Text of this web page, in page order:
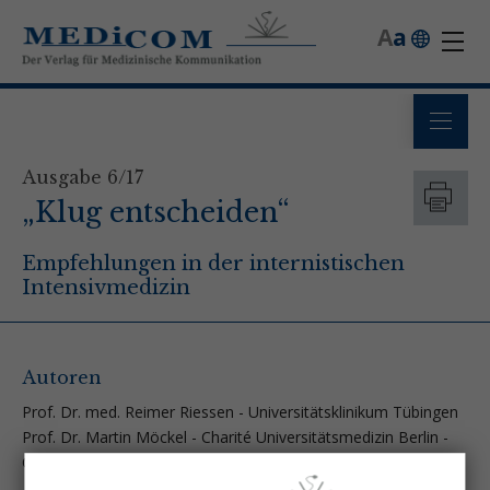
a
A
Ausgabe 6/17
„Klug entscheiden“
Empfehlungen in der internistischen
Intensivmedizin
Autoren
Prof. Dr. med. Reimer Riessen - Universitätsklinikum Tübingen
Prof. Dr. Martin Möckel - Charité Universitätsmedizin Berlin -
Campus Mitte und Virchow